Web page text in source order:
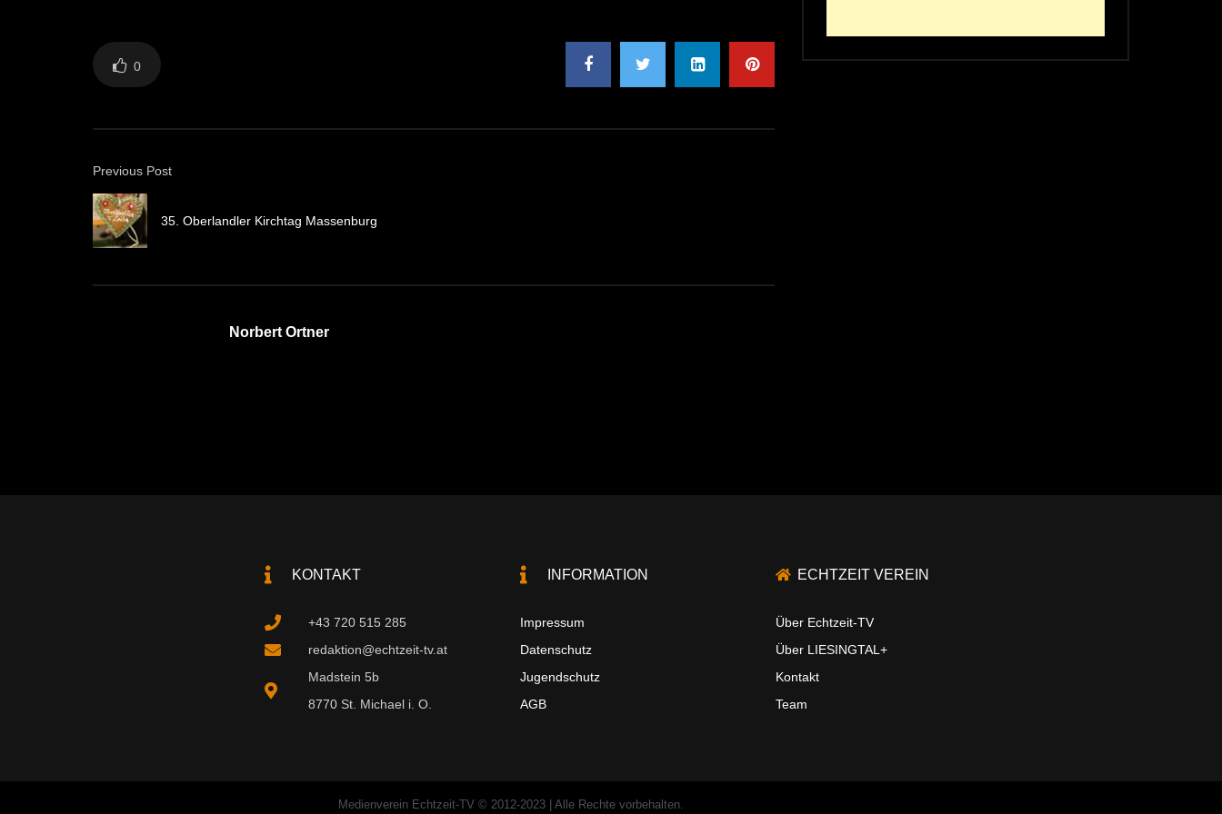
0
Previous Post
35. Oberlandler Kirchtag Massenburg
Norbert Ortner
KONTAKT
+43 720 515 285
redaktion@echtzeit-tv.at
Madstein 5b
8770 St. Michael i. O.
INFORMATION
Impressum
Datenschutz
Jugendschutz
AGB
ECHTZEIT VEREIN
Über Echtzeit-TV
Über LIESINGTAL+
Kontakt
Team
Medienverein Echtzeit-TV © 2012-2023 | Alle Rechte vorbehalten.